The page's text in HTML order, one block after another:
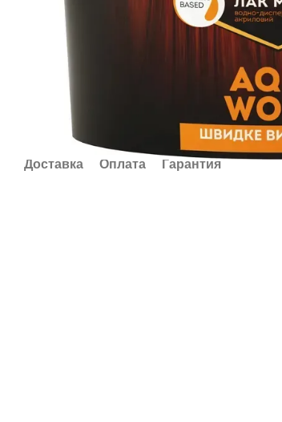
Доставка Оплата Гарантия